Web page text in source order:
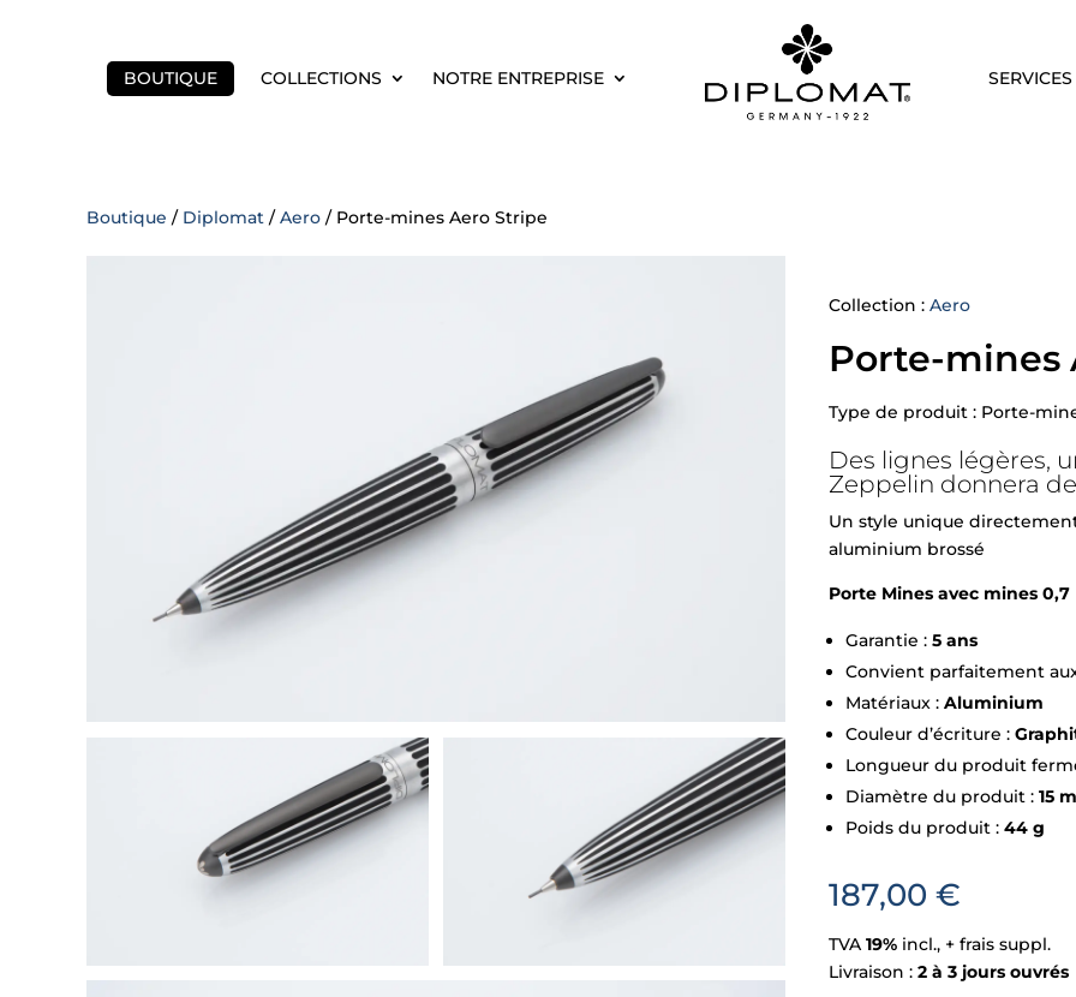
BOUTIQUE COLLECTIONS NOTRE ENTREPRISE SERVICES
Boutique / Diplomat /Aero / Porte-mines Aero Stripe
Collection : Aero
Porte-mines
Type de produit : Porte-
Des lignes légères,
Zeppelin donnera
Un style unique
aluminium brossé
Porte Mines avec mines
Garantie : 5 ans
Convient parfaitement
Matériaux : Aluminium
Couleur d’écriture :
Longueur du produit
Diamètre du produit : 15
Poids du produit : 44 g
187,00 €
TVA 19% incl., + frais suppl.
Livraison : 2 à 3 jours ouvrés